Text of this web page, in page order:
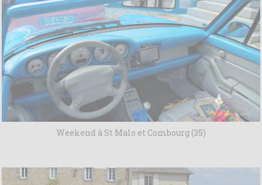
Weekend à St Malo et Combourg (35)